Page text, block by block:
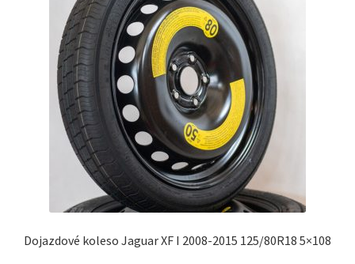
Dojazdové koleso Jaguar XF I 2008-2015 125/80R18 5×108